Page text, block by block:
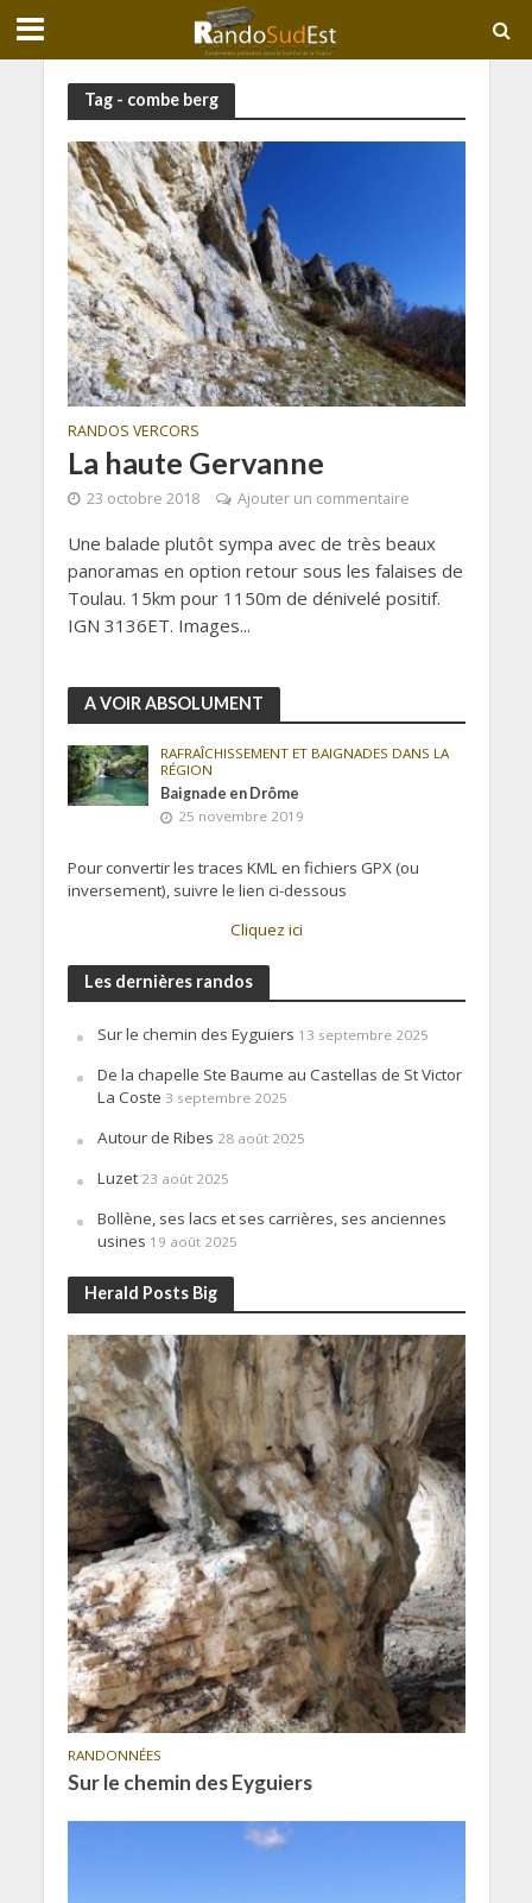
Tag - combe berg
RANDOS VERCORS
La haute Gervanne
23 octobre 2018 Ajouter un commentaire
Une balade plutôt sympa avec de très beaux
panoramas en option retour sous les falaises de
Toulau. 15km pour 1150m de dénivelé positif.
IGN 3136ET. Images...
A VOIR ABSOLUMENT
RAFRAÎCHISSEMENT ET BAIGNADES DANS LA
RÉGION
Baignade en Drôme
25 novembre 2019
Pour convertir les traces KML en fichiers GPX (ou
inversement), suivre le lien ci-dessous
Cliquez ici
Les dernières randos
Sur le chemin des Eyguiers 13 septembre 2025
De la chapelle Ste Baume au Castellas de St Victor
La Coste 3 septembre 2025
Autour de Ribes 28 août 2025
Luzet 23 août 2025
Bollène, ses lacs et ses carrières, ses anciennes
usines 19 août 2025
Herald Posts Big
RANDONNÉES
Sur le chemin des Eyguiers